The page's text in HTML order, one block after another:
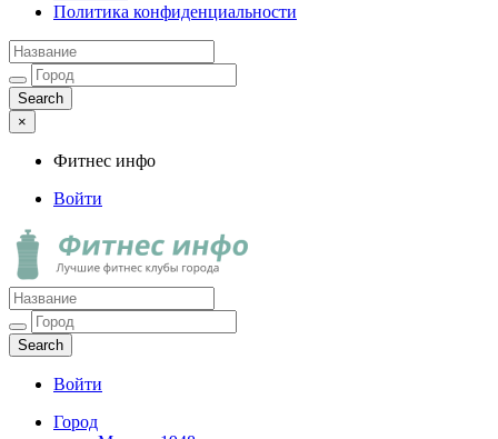
Политика конфиденциальности
×
Фитнес инфо
Войти
Фитнес инфо
Лучшие фитнес клубы города
Войти
Город